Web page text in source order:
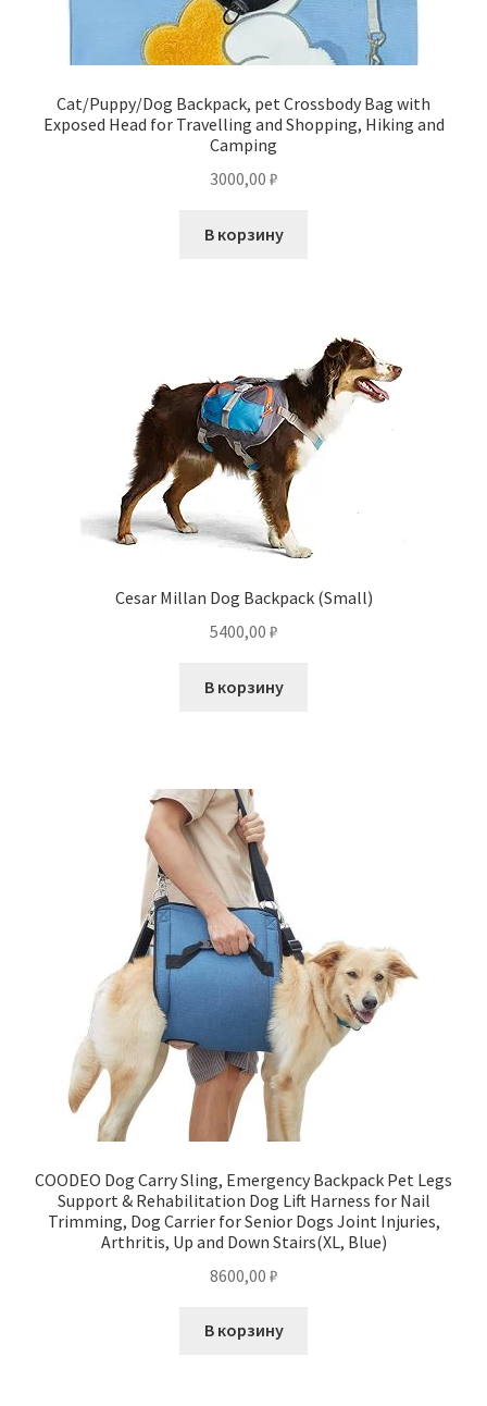
Cat/Puppy/Dog Backpack, pet Crossbody Bag with
Exposed Head for Travelling and Shopping, Hiking and
Camping
3000,00 ₽
В корзину
Cesar Millan Dog Backpack (Small)
5400,00 ₽
В корзину
COODEO Dog Carry Sling, Emergency Backpack Pet Legs
Support & Rehabilitation Dog Lift Harness for Nail
Trimming, Dog Carrier for Senior Dogs Joint Injuries,
Arthritis, Up and Down Stairs(XL, Blue)
8600,00 ₽
В корзину